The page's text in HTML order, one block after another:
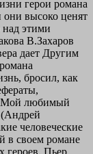
герои романа
высоко ценят
над этими
В.Захаров
дает Другим
бросил, как
Мой любимый
человеческие
в своем романе
героев. Пьер